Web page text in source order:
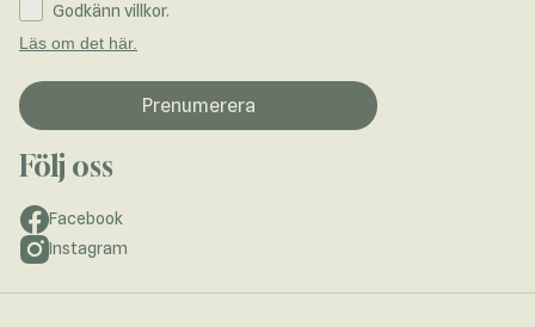
Godkänn villkor.
Läs om det här.
Prenumerera
Följ oss
Facebook
Instagram